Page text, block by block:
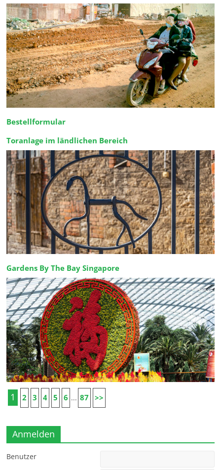
Bestellformular
Toranlage im ländlichen Bereich
Gardens By The Bay Singapore
1 2 3 4 5 6 ... 87 >>
Anmelden
Benutzer